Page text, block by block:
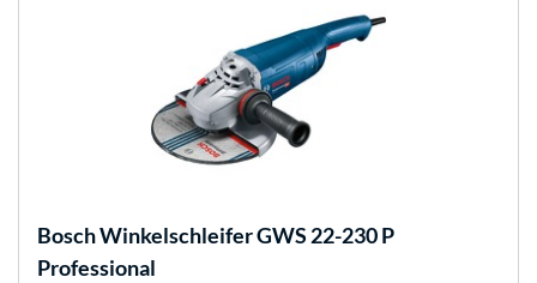
BoschWinkelschleifer GWS 22-230 P
Professional